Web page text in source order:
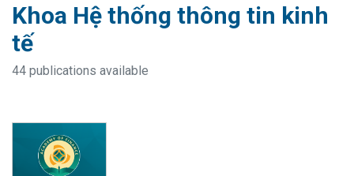
Khoa Hệ thống thông tin kinh
tế
44 publications available